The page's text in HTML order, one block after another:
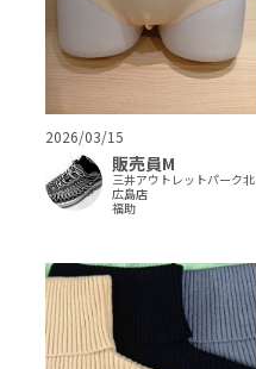
2026/03/15
販売員M
三井アウトレットパーク北
広島店
福助